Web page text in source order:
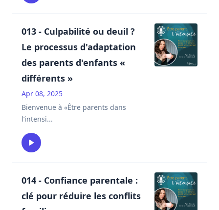
013 - Culpabilité ou deuil ?
Le processus d'adaptation
des parents d'enfants «
différents »
Apr 08, 2025
Bienvenue à «Être parents dans
l’intensi...
014 - Confiance parentale :
clé pour réduire les conflits